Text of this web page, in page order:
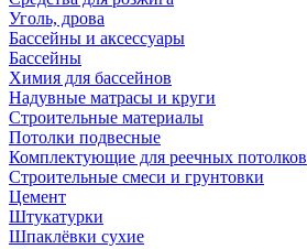
Уголь, дрова
Бассейны и аксессуары
Бассейны
Химия для бассейнов
Надувные матрасы и круги
Строительные материалы
Потолки подвесные
Комплектующие для реечных потолков
Строительные смеси и грунтовки
Цемент
Штукатурки
Шпаклёвки сухие